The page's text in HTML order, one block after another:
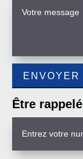
Être rappelé